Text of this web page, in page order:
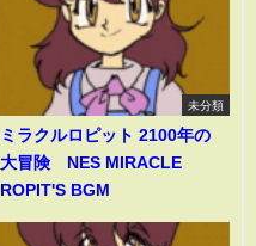
未分類
ミラクルロピット 2100年の
大冒険 NES MIRACLE
ROPIT'S BGM